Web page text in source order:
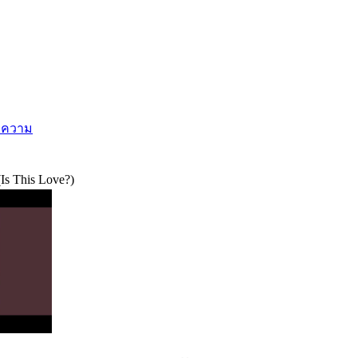
วาม
This Love?)